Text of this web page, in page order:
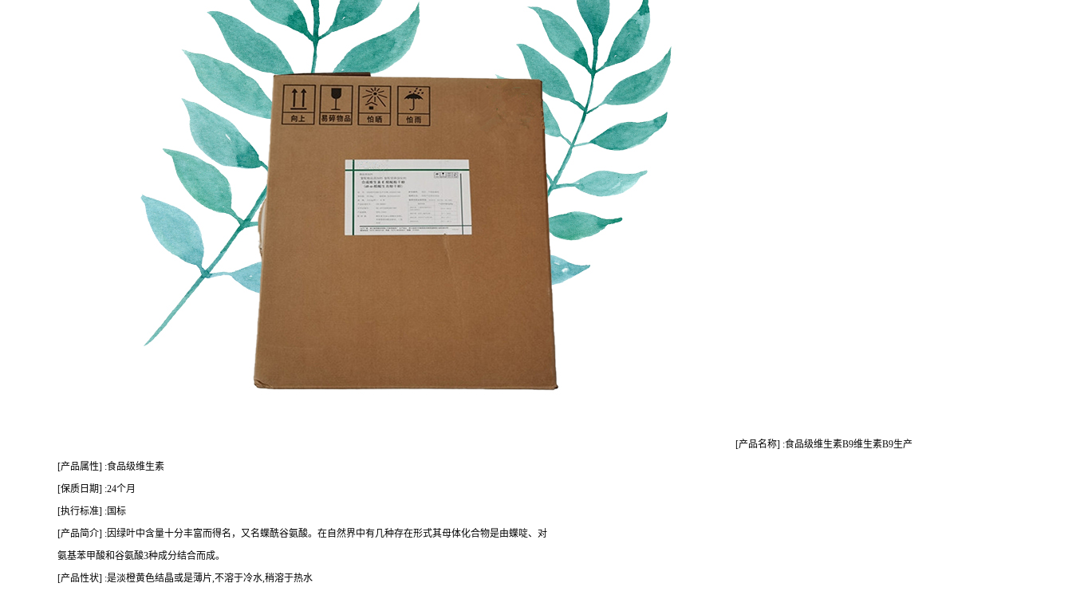
[产品名称] :食品级维生素B9维生素B9生产
[产品属性] :食品级维生素
[保质日期] :24个月
[执行标准] :国标
[产品简介] :因绿叶中含量十分丰富而得名，又名蝶酰谷氨酸。在自然界中有几种存在形式其母体化合物是由蝶啶、对
氨基苯甲酸和谷氨酸3种成分结合而成。
[产品性状] :是淡橙黄色结晶或是薄片,不溶于冷水,稍溶于热水